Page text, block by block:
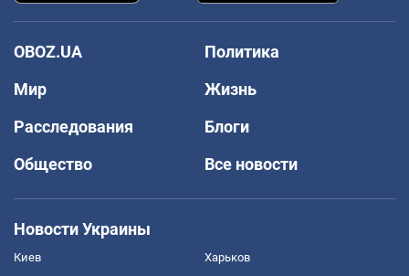
OBOZ.UA
Политика
Мир
Жизнь
Расследования
Блоги
Общество
Все новости
Новости Украины
Киев Харьков